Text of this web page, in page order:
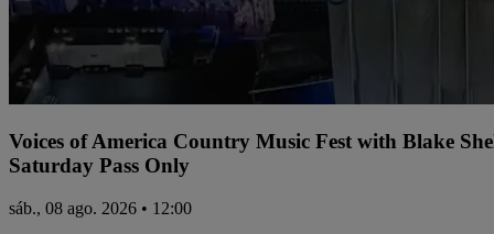
Voices of America Country Music Fest with Blake
Saturday Pass Only
sáb., 08 ago. 2026 • 12:00